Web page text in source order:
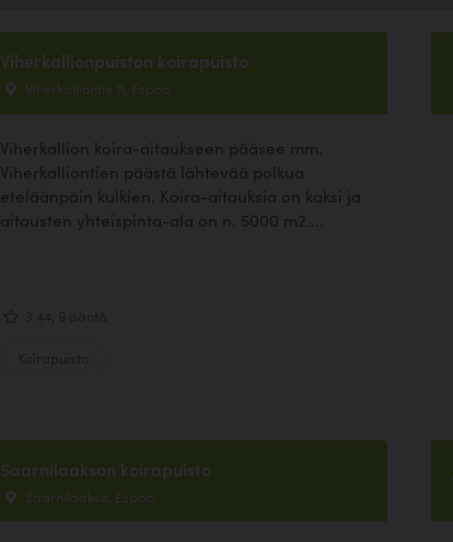
Viherkallionpuiston koirapuisto
Viherkalliontie 11, Espoo
Viherkallion koira-aitaukseen pääsee mm.
Viherkalliontien päästä lähtevää polkua
eteläänpäin kulkien. Koira-aitauksia on kaksi ja
aitausten yhteispinta-ala on n. 5000 m2....
Saarnilaakson koirapuisto
Saarnilaakso, Espoo